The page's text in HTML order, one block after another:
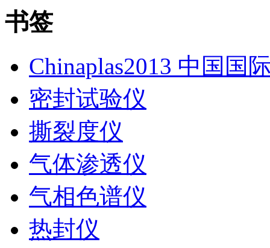
书签
Chinaplas2013 中国国
密封试验仪
撕裂度仪
气体渗透仪
气相色谱仪
热封仪